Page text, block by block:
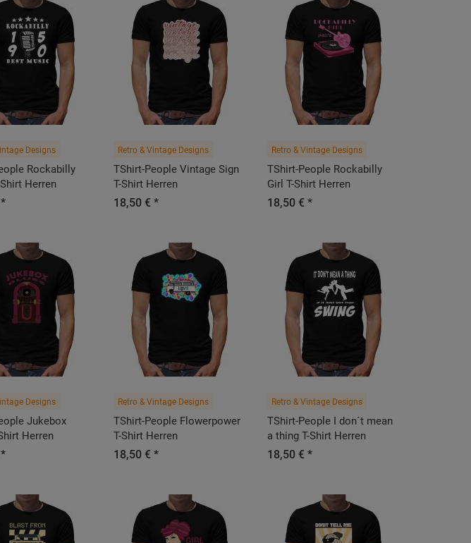
Designs
Rockabilly
Herren
Retro & Vintage Designs
TShirt-People Vintage Sign
T-Shirt Herren
18,50 € *
Retro & Vintage Designs
TShirt-People Rockabilly
Girl T-Shirt Herren
18,50 € *
Designs
Jukebox
Herren
Retro & Vintage Designs
TShirt-People Flowerpower
T-Shirt Herren
18,50 € *
Retro & Vintage Designs
TShirt-People I don´t mean
a thing T-Shirt Herren
18,50 € *